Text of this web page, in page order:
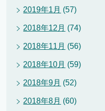
2019年1月 (57)
2018年12月 (74)
2018年11月 (56)
2018年10月 (59)
2018年9月 (52)
2018年8月 (60)